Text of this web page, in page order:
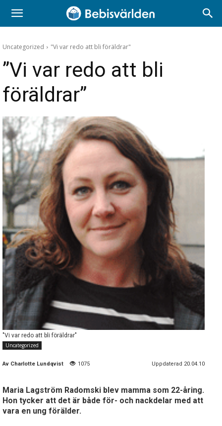
Uncategorized "Vi var redo att bli föräldrar"
”Vi var redo att bli
föräldrar”
"Vi var redo att bli föräldrar"
Uncategorized
Av Charlotte Lundqvist 1075 Uppdaterad 20.04.10
Maria Lagström Radomski blev mamma som 22-åring.
Hon tycker att det är både för- och nackdelar med att
vara en ung förälder.